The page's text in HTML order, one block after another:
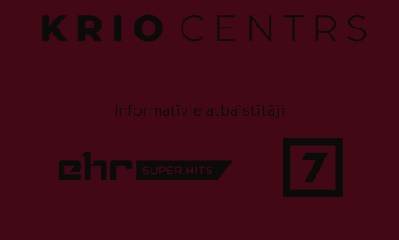
Informatīvie atbalstītāji